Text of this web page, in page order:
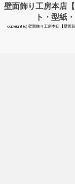
壁面飾り工房本店
ト・型紙
copyright (c) 壁面飾り工房本店【壁面